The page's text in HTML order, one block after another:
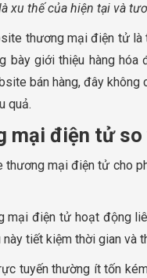
xu thế của hiện tại và
thương mại điện tử
bày giới thiệu hàng
bán hàng, đây không
quả.
mại điện tử
thương mại điện tử cho
điện tử hoạt động
tiết kiệm thời gian và
tuyến thường ít tốn